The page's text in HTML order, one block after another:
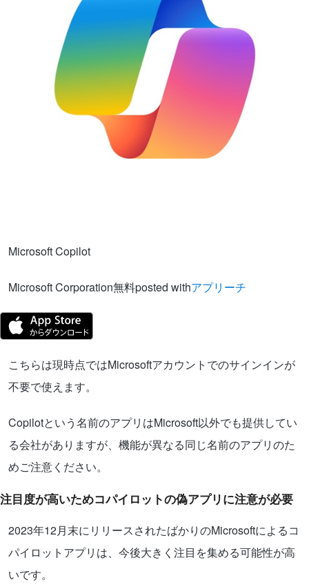
Microsoft Copilot
Microsoft Corporation無料posted withアプリーチ
こちらは現時点ではMicrosoftアカウントでのサインインが
不要で使えます。
Copilotという名前のアプリはMicrosoft以外でも提供してい
る会社がありますが、機能が異なる同じ名前のアプリのた
めご注意ください。
注目度が高いためコパイロットの偽アプリに注意が必要
2023年12月末にリリースされたばかりのMicrosoftによるコ
パイロットアプリは、今後大きく注目を集める可能性が高
いです。